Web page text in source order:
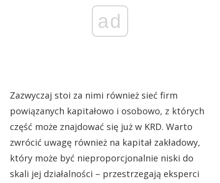
ad
Zazwyczaj stoi za nimi również sieć firm
powiązanych kapitałowo i osobowo, z których
część może znajdować się już w KRD. Warto
zwrócić uwagę również na kapitał zakładowy,
który może być nieproporcjonalnie niski do
skali jej działalności – przestrzegają eksperci